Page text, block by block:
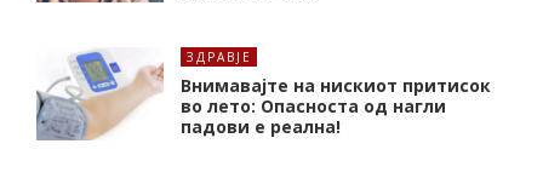
ЗДРАВЈЕ
Внимавајте на нискиот притисок
во лето: Опасноста од нагли
падови е реална!